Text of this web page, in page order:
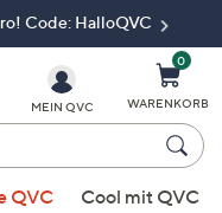
Code: HalloQVC
MEIN QVC
0
WARENKORB
QVC Cool mit QVC